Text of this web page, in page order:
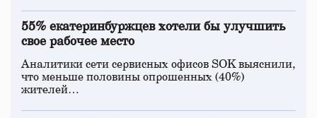
55% екатеринбуржцев хотели бы улучшить
свое рабочее место
Аналитики сети сервисных офисов SOK выяснили,
что меньше половины опрошенных (40%)
жителей…